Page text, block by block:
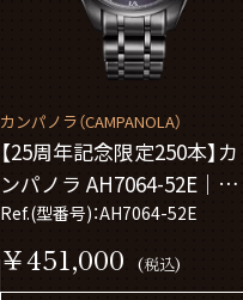
カンパノラ（CAMPANOLA）
【25周年記念限定250本】カ
ンパノラ AH7064-52E｜星
響(ほしのひびき)
Ref.(型番号)：AH7064-52E
￥451,000 (税込)